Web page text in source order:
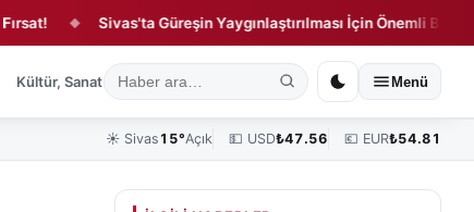
◆ Sivas'ta Güreşin Yaygınlaştırılması İçin Önemli Buluşma!
Kültür, Sanat ve Tarih Yaşam Sivas Vefat Edenler Köşe
Menü
☀️ Sivas 15°Açık 💵 USD₺47.56 💶 EUR₺54.81